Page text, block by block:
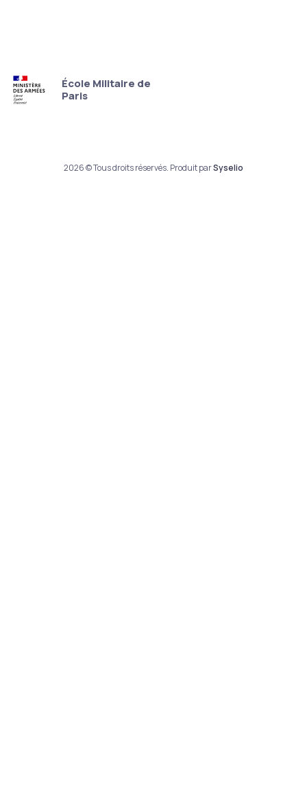
École Militaire de
Paris
2026 © Tous droits réservés. Produit parSyselio